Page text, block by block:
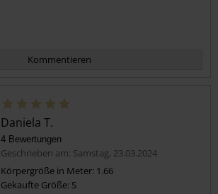
Kommentieren
Daniela T.
4 Bewertungen
Geschrieben am: Samstag, 23.03.2024
Körpergröße in Meter: 1.66
Gekaufte Größe: S